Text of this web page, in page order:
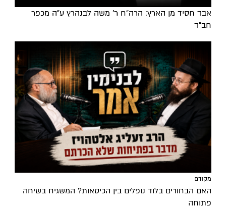
אבד חסיד מן הארץ: הרה"ח ר' משה לבנהרץ ע"ה מכפר
חב"ד
מקודם
האם הבחורים בלוד נופלים בין הכיסאות? המשגיח בשיחה
פתוחה